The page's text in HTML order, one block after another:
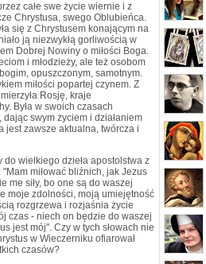
całe swe życie wiernie i z
Chrystusa, swego Oblubieńca.
się z Chrystusem konającym na
ją niezwykłą gorliwością w
Dobrej Nowiny o miłości Boga.
i młodzieży, ale też osobom
opuszczonym, samotnym.
miłości popartej czynem. Z
Rosję, kraje
Była w swoich czasach
swym życiem i działaniem
jest zawsze aktualna, twórcza i
do wielkiego dzieła apostolstwa z
miłować bliźnich, jak Jezus
me siły, bo one są do waszej
moje zdolności, moją umiejętność
rozgrzewa i rozjaśnia życie
czas - niech on będzie do waszej
jest mój". Czy w tych słowach nie
w Wieczerniku ofiarował
czasów?